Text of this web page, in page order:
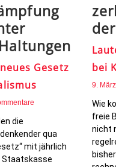
Gesetz
die
qua
mit jährlich
Staatskasse
bei
9.
Wie
freie
nicht